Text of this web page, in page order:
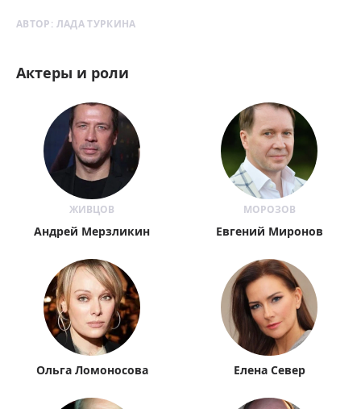
АВТОР: ЛАДА ТУРКИНА
Актеры и роли
ЖИВЦОВ
Андрей Мерзликин
МОРОЗОВ
Евгений Миронов
Ольга Ломоносова Елена Север